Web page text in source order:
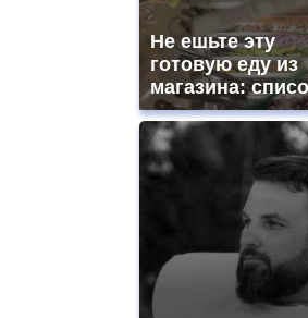
Не ешьте эту
готовую еду из
магазина: